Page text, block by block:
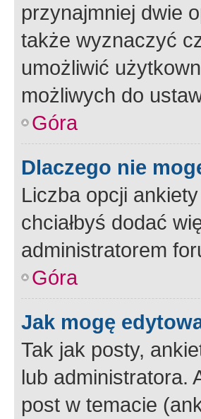
przynajmniej dwie
także wyznaczyć
umożliwić
możliwych do
Góra
Dlaczego nie
Liczba opcji
chciałbyś dodać
administratorem
Góra
Jak mogę
Tak jak posty,
lub administratora.
post w temacie